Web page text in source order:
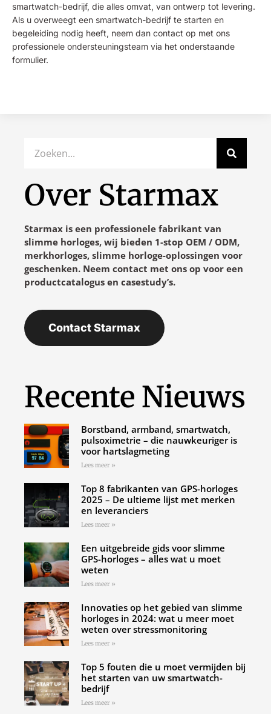
smartwatch-bedrijf, die alles omvat, van ontwerp tot levering.
Als u overweegt een smartwatch-bedrijf te starten en
begeleiding nodig heeft, neem dan contact op met ons
professionele ondersteuningsteam via het onderstaande
formulier.
Over Starmax
Starmax is een professionele fabrikant van
slimme horloges, wij bieden 1-stop OEM / ODM,
merkhorloges, slimme horloge-oplossingen voor
geschenken. Neem contact met ons op voor een
productcatalogus en casestudy’s.
Contact Starmax
Recente Nieuws
Borstband, armband, smartwatch,
pulsoximetrie – die nauwkeuriger is
voor hartslagmeting
Lees meer »
Top 8 fabrikanten van GPS-horloges
2025 – De ultieme lijst met merken
en leveranciers
Lees meer »
Een uitgebreide gids voor slimme
GPS-horloges – alles wat u moet
weten
Lees meer »
Innovaties op het gebied van slimme
horloges in 2024: wat u meer moet
weten over stressmonitoring
Lees meer »
Top 5 fouten die u moet vermijden bij
het starten van uw smartwatch-
bedrijf
Lees meer »